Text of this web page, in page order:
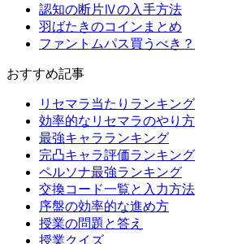
認知の断片Ⅳの入手方法
羽ばたきのコインまとめ
ファントムパス買うべき？
おすすめ記事
リセマラ当たりランキング
効率的なリセマラのやり方
最強キャラランキング
完凸キャラ評価ランキング
ペルソナ最強ランキング
交換コード一覧と入力方法
序盤の効率的な進め方
授業の問題と答え
授業クイズ